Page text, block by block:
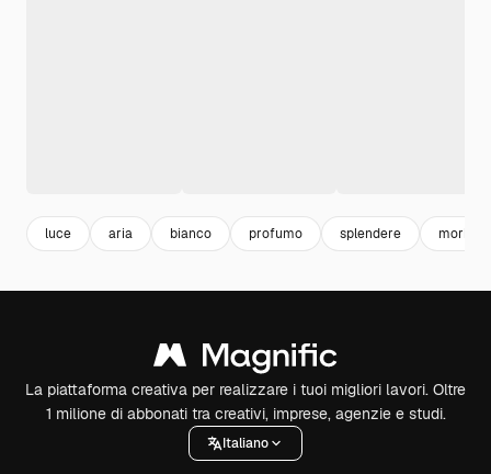
luce aria bianco profumo splendere morbido
La piattaforma creativa per realizzare i tuoi migliori lavori. Oltre
1 milione di abbonati tra creativi, imprese, agenzie e studi.
Italiano